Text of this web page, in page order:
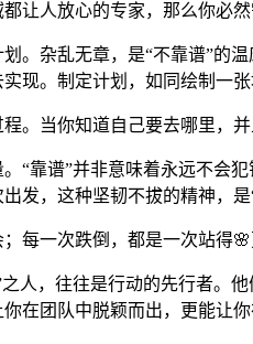
让人放心的专家，那么你必
。杂乱无章，是“不靠谱”的
现。制定计划，如同绘制一张
。当你知道自己要去哪里，
“靠谱”并非意味着永远不会
发，这种坚韧不拔的精神，是
每一次跌倒，都是一次站得🌸
人，往往是行动的先行者。
在团队中脱颖而出，更能让